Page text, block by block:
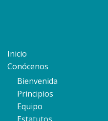
Inicio
Conócenos
Bienvenida
Principios
Equipo